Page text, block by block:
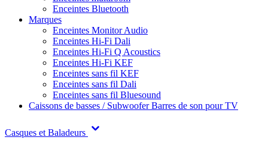
Enceintes Bluetooth
Marques
Enceintes Monitor Audio
Enceintes Hi-Fi Dali
Enceintes Hi-Fi Q Acoustics
Enceintes Hi-Fi KEF
Enceintes sans fil KEF
Enceintes sans fil Dali
Enceintes sans fil Bluesound
Caissons de basses / SubwooferBarres de son pour TV
Casques et Baladeurs